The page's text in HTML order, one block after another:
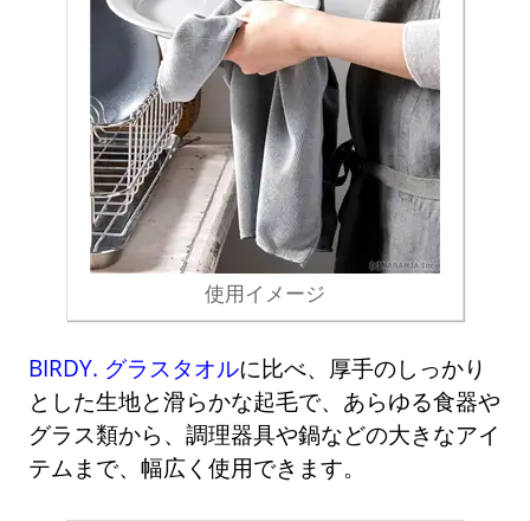
使用イメージ
BIRDY. グラスタオルに比べ、厚手のしっかり
とした生地と滑らかな起毛で、あらゆる食器や
グラス類から、調理器具や鍋などの大きなアイ
テムまで、幅広く使用できます。